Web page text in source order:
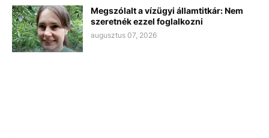
Megszólalt a vízügyi államtitkár: Nem
szeretnék ezzel foglalkozni
augusztus 07, 2026